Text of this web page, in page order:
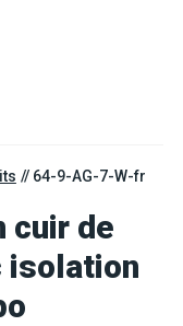
64-9-AG-7-W-fr
cuir de
isolation